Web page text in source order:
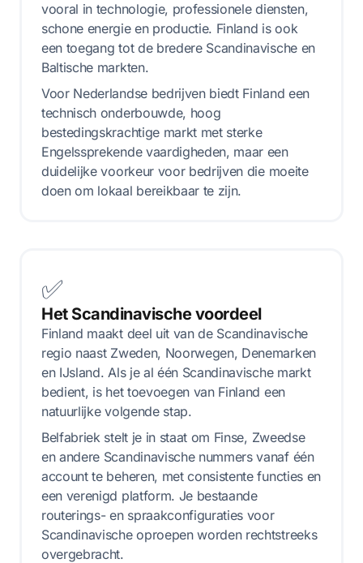
vooral in technologie, professionele diensten,
schone energie en productie. Finland is ook
een toegang tot de bredere Scandinavische en
Baltische markten.
Voor Nederlandse bedrijven biedt Finland een
technisch onderbouwde, hoog
bestedingskrachtige markt met sterke
Engelssprekende vaardigheden, maar een
duidelijke voorkeur voor bedrijven die moeite
doen om lokaal bereikbaar te zijn.
✅
Het Scandinavische voordeel
Finland maakt deel uit van de Scandinavische
regio naast Zweden, Noorwegen, Denemarken
en IJsland. Als je al één Scandinavische markt
bedient, is het toevoegen van Finland een
natuurlijke volgende stap.
Belfabriek stelt je in staat om Finse, Zweedse
en andere Scandinavische nummers vanaf één
account te beheren, met consistente functies en
een verenigd platform. Je bestaande
routerings- en spraakconfiguraties voor
Scandinavische oproepen worden rechtstreeks
overgebracht.